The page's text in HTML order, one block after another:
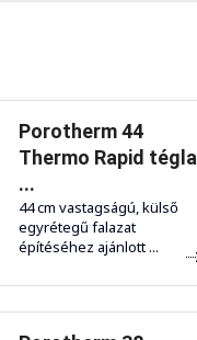
Porotherm 44
Thermo Rapid tégla
...
44 cm vastagságú, külső
egyrétegű falazat
építéséhez ajánlott ...